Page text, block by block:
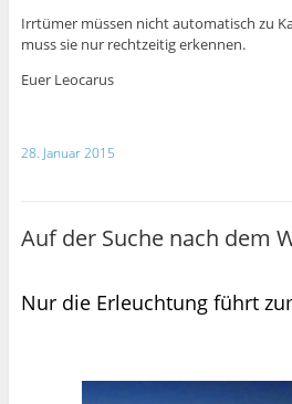
Irrtümer müssen nicht automatisch zu
muss sie nur rechtzeitig erkennen.
Euer Leocarus
28. Januar 2015
Auf der Suche nach dem
Nur die Erleuchtung führt